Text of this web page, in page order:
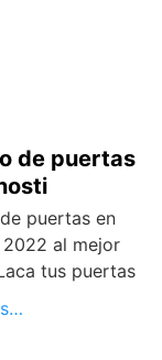
de puertas
puertas en
al mejor
tus puertas